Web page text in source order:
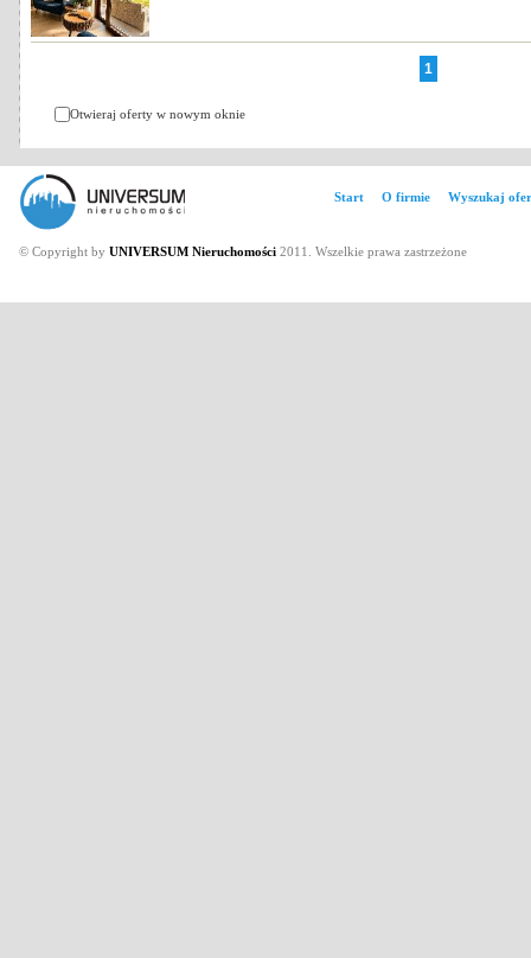
1
Otwieraj oferty w nowym oknie
Start O firmie Wyszukaj
© Copyright by UNIVERSUM Nieruchomości 2011. Wszelkie prawa zastrzeżone